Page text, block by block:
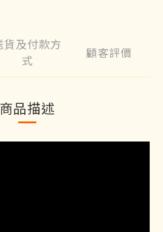
貨及付款方
式
顧客評價
商品描述